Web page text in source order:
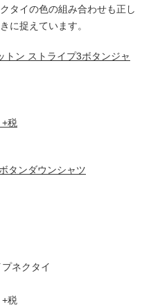
タイの色の組み合わせも正し
に捉えています。
トン ストライプ3ボタンジャ
税
タンダウンシャツ
ネクタイ
税